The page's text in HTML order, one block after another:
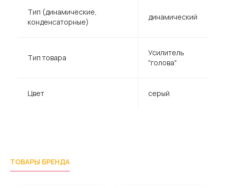
Тип (динамические,
конденсаторные)
динамический
Тип товара
Усилитель
"голова"
Цвет серый
ТОВАРЫ БРЕНДА